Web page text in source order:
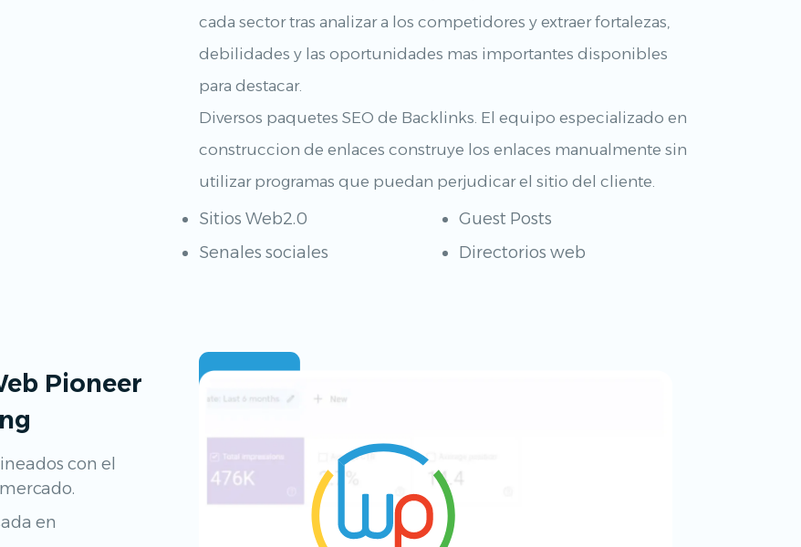
cada sector tras analizar a los competidores y extraer fortalezas,
debilidades y las oportunidades mas importantes disponibles
para destacar.
Diversos paquetes SEO de Backlinks. El equipo especializado en
construccion de enlaces construye los enlaces manualmente sin
utilizar programas que puedan perjudicar el sitio del cliente.
Sitios Web2.0
Senales sociales
Guest Posts
Directorios web
Pioneer
con el
en